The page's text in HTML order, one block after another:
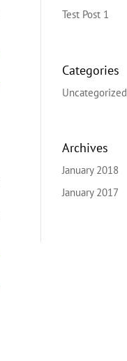
Test Post 1
Categories
Uncategorized
Archives
January 2018
January 2017